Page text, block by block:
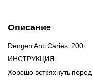
Описание
Dengen Anti Caries :200г
ИНСТРУКЦИЯ:
Хорошо встряхнуть перед